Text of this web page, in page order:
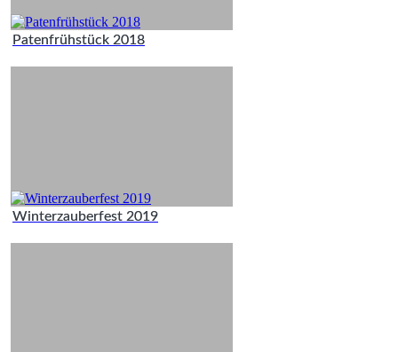
Patenfrühstück 2018
Winterzauberfest 2019